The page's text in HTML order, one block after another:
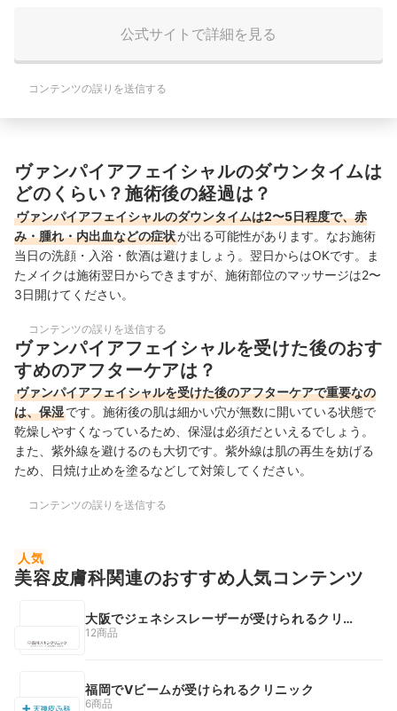
公式サイトで詳細を見る
コンテンツの誤りを送信する
ヴァンパイアフェイシャルのダウンタイムは
どのくらい？施術後の経過は？
ヴァンパイアフェイシャルのダウンタイムは2〜5日程度で、赤
み・腫れ・内出血などの症状が出る可能性があります。なお施術
当日の洗顔・入浴・飲酒は避けましょう。翌日からはOKです。ま
たメイクは施術翌日からできますが、施術部位のマッサージは2〜
3日開けてください。
コンテンツの誤りを送信する
ヴァンパイアフェイシャルを受けた後のおす
すめのアフターケアは？
ヴァンパイアフェイシャルを受けた後のアフターケアで重要なの
は、保湿です。施術後の肌は細かい穴が無数に開いている状態で
乾燥しやすくなっているため、保湿は必須だといえるでしょう。
また、紫外線を避けるのも大切です。紫外線は肌の再生を妨げる
ため、日焼け止めを塗るなどして対策してください。
コンテンツの誤りを送信する
人気
美容皮膚科関連のおすすめ人気コンテンツ
大阪でジェネシスレーザーが受けられるクリニ
ック
12商品
福岡でVビームが受けられるクリニック
6商品